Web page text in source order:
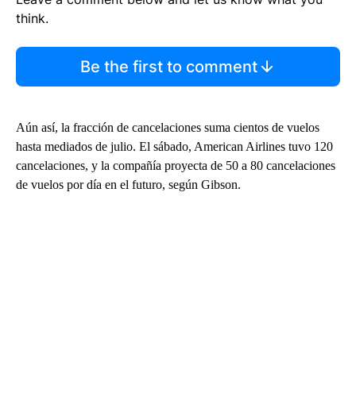
think.
Be the first to comment
Aún así, la fracción de cancelaciones suma cientos de vuelos
hasta mediados de julio. El sábado, American Airlines tuvo 120
cancelaciones, y la compañía proyecta de 50 a 80 cancelaciones
de vuelos por día en el futuro, según Gibson.